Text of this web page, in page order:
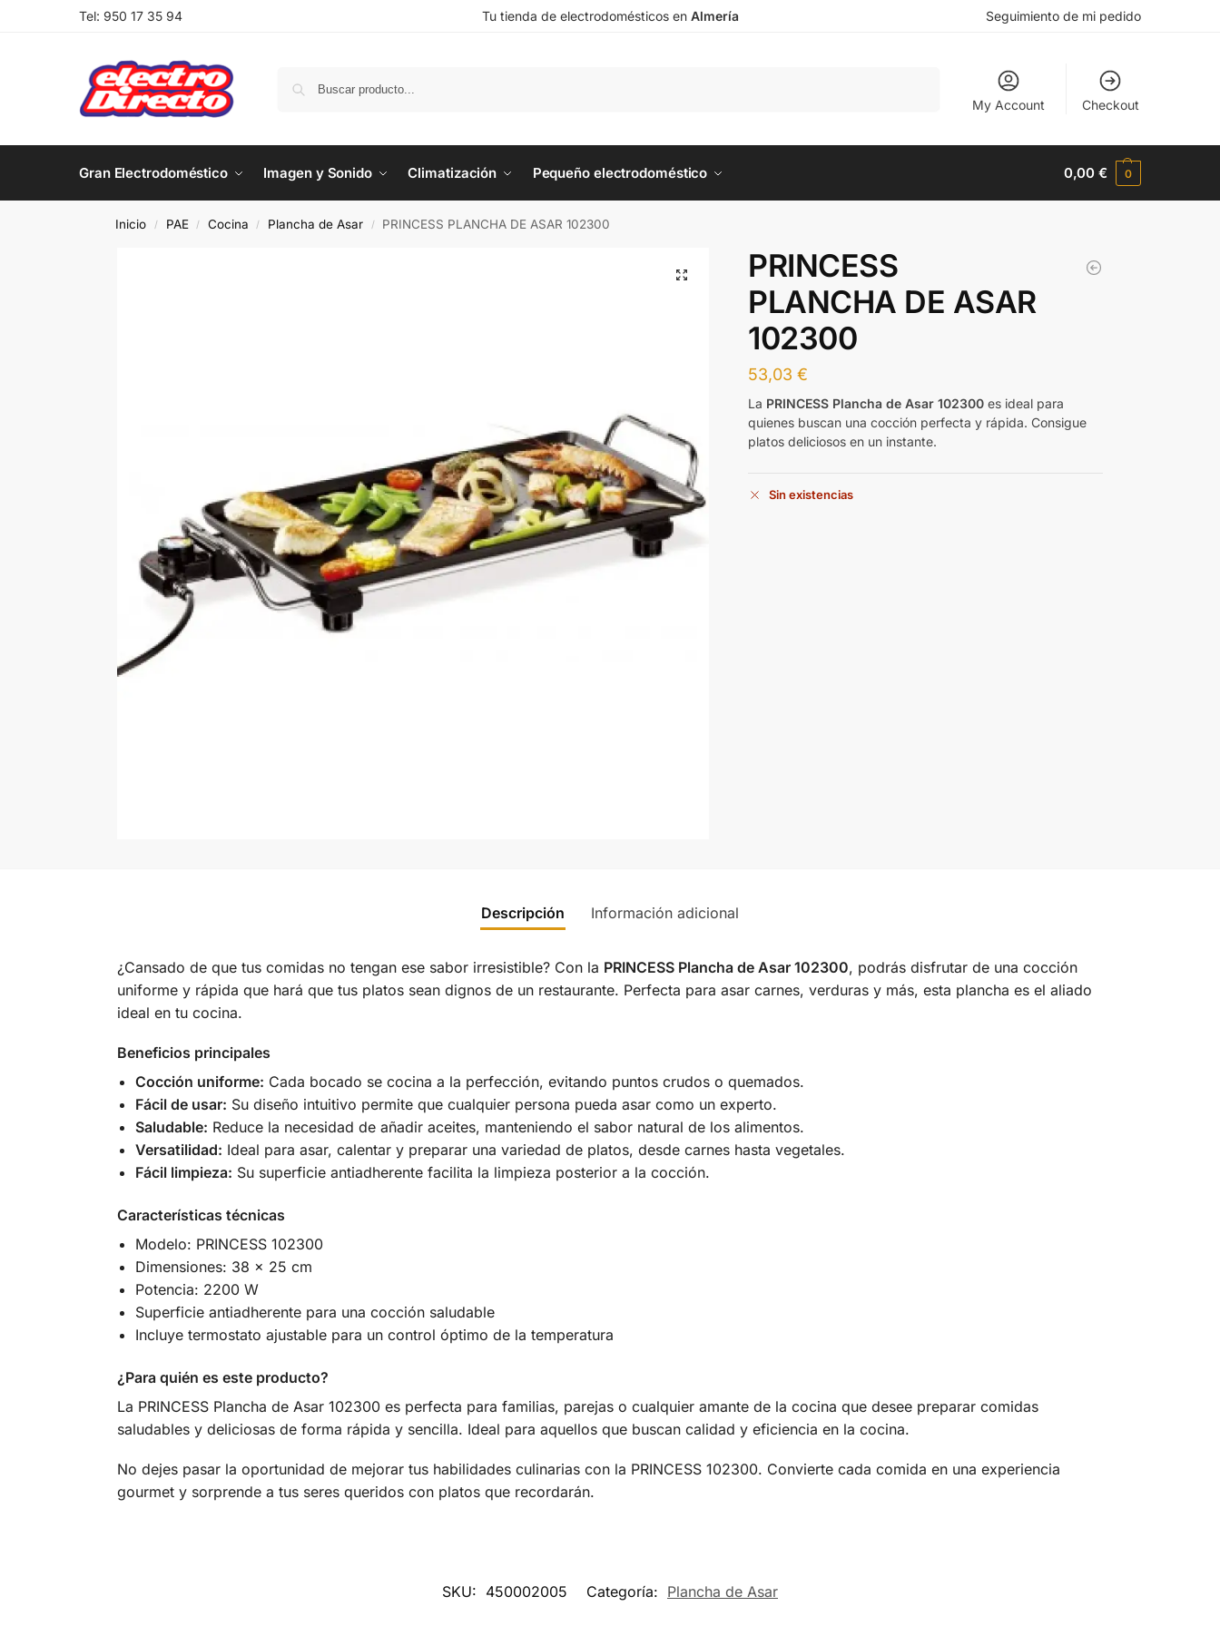
Tel: 950 17 35 94 Tu tienda de electrodomésticos en Almería Seguimiento de mi pedido
My Account Checkout
Gran Electrodoméstico Imagen y Sonido Climatización Pequeño electrodoméstico 0,00€ 0
Inicio / PAE / Cocina / Plancha de Asar / PRINCESS PLANCHA DE ASAR 102300
PRINCESS
PLANCHA DE ASAR
102300
53,03€
La PRINCESS Plancha de Asar 102300 es ideal para
quienes buscan una cocción perfecta y rápida. Consigue
platos deliciosos en un instante.
Sin existencias
Descripción Información adicional
¿Cansado de que tus comidas no tengan ese sabor irresistible? Con la PRINCESS Plancha de Asar 102300, podrás disfrutar de una cocción
uniforme y rápida que hará que tus platos sean dignos de un restaurante. Perfecta para asar carnes, verduras y más, esta plancha es el aliado
ideal en tu cocina.
Beneficios principales
Cocción uniforme: Cada bocado se cocina a la perfección, evitando puntos crudos o quemados.
Fácil de usar: Su diseño intuitivo permite que cualquier persona pueda asar como un experto.
Saludable: Reduce la necesidad de añadir aceites, manteniendo el sabor natural de los alimentos.
Versatilidad: Ideal para asar, calentar y preparar una variedad de platos, desde carnes hasta vegetales.
Fácil limpieza: Su superficie antiadherente facilita la limpieza posterior a la cocción.
Características técnicas
Modelo: PRINCESS 102300
Dimensiones: 38 x 25 cm
Potencia: 2200 W
Superficie antiadherente para una cocción saludable
Incluye termostato ajustable para un control óptimo de la temperatura
¿Para quién es este producto?
La PRINCESS Plancha de Asar 102300 es perfecta para familias, parejas o cualquier amante de la cocina que desee preparar comidas
saludables y deliciosas de forma rápida y sencilla. Ideal para aquellos que buscan calidad y eficiencia en la cocina.
No dejes pasar la oportunidad de mejorar tus habilidades culinarias con la PRINCESS 102300. Convierte cada comida en una experiencia
gourmet y sorprende a tus seres queridos con platos que recordarán.
SKU: 450002005 Categoría: Plancha de Asar